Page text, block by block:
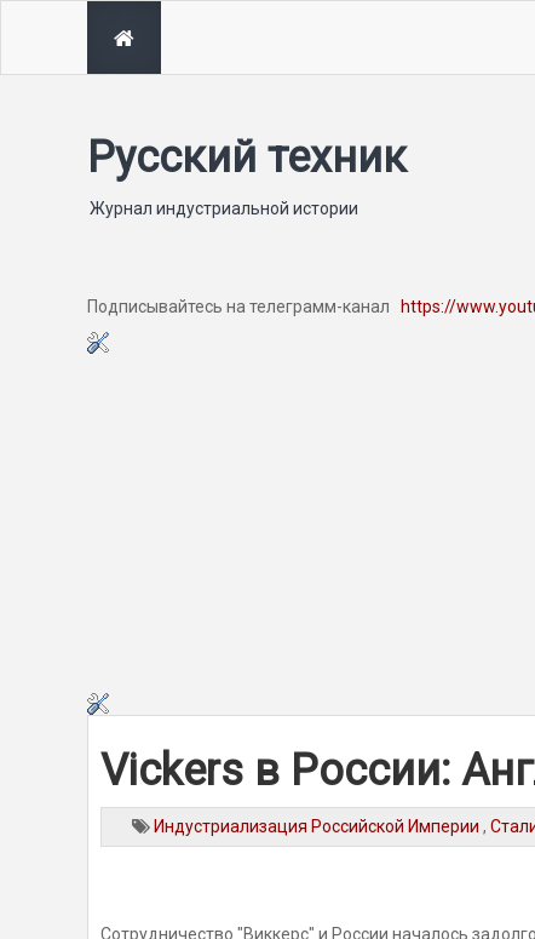
Русский техник
Журнал индустриальной истории
Подписывайтесь на телеграмм-канал https://
Vickers в России:
Индустриализация Российской Империи ,
Сотрудничество "Виккерс" и России началось